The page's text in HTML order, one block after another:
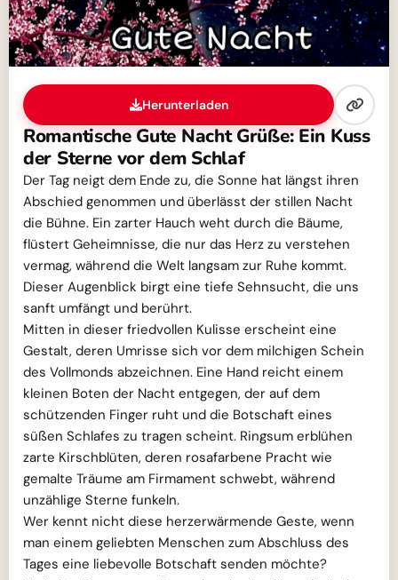
Herunterladen
Romantische Gute Nacht Grüße: Ein Kuss
der Sterne vor dem Schlaf
Der Tag neigt dem Ende zu, die Sonne hat längst ihren
Abschied genommen und überlässt der stillen Nacht
die Bühne. Ein zarter Hauch weht durch die Bäume,
flüstert Geheimnisse, die nur das Herz zu verstehen
vermag, während die Welt langsam zur Ruhe kommt.
Dieser Augenblick birgt eine tiefe Sehnsucht, die uns
sanft umfängt und berührt.
Mitten in dieser friedvollen Kulisse erscheint eine
Gestalt, deren Umrisse sich vor dem milchigen Schein
des Vollmonds abzeichnen. Eine Hand reicht einem
kleinen Boten der Nacht entgegen, der auf dem
schützenden Finger ruht und die Botschaft eines
süßen Schlafes zu tragen scheint. Ringsum erblühen
zarte Kirschblüten, deren rosafarbene Pracht wie
gemalte Träume am Firmament schwebt, während
unzählige Sterne funkeln.
Wer kennt nicht diese herzerwärmende Geste, wenn
man einem geliebten Menschen zum Abschluss des
Tages eine liebevolle Botschaft senden möchte?